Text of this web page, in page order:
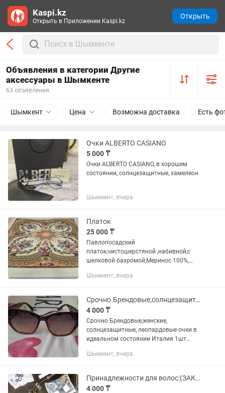
Объявления в категории Другие
аксессуары в Шымкенте
63 объявления
Шымкент Цена Возможна доставка Есть
Очки ALBERTO CASIANO
5 000 ₸
Очки ALBERTO CASIANO, в хорошем
состоянии, солнцезащитные, хамелеон
Шымкент, вчера
Платок
25 000 ₸
Павлопосадский
платок,чистошерстяной ,набивной,с
шелковой бахромой,Меринос 100%,
авторский рисунок,производство
поводу скидок не...
Шымкент, вчера
Срочно.Брендовые,солнцезащитные, женские очки,Италия, 1шт
4 000 ₸
Срочно Брендовые,женские,
солнцезащитные, леопардовые очки в
идеальном состоянии Италия 1шт
покупателю сделаю небольшую Товар
Шымкент, вчера
Принадлежности для волос:(ЗАКОЛКИ)б.у. общим пакетом недорого
4 000 ₸
Kaspi.kz
Открыть в Приложении Kaspi.kz
Открыть